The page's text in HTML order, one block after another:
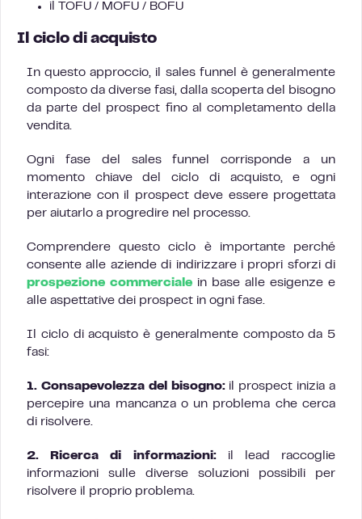
il TOFU / MOFU / BOFU
Il ciclo di acquisto
In questo approccio, il sales funnel è generalmente
composto da diverse fasi, dalla scoperta del bisogno
da parte del prospect fino al completamento della
vendita.
Ogni fase del sales funnel corrisponde a un
momento chiave del ciclo di acquisto, e ogni
interazione con il prospect deve essere progettata
per aiutarlo a progredire nel processo.
Comprendere questo ciclo è importante perché
consente alle aziende di indirizzare i propri sforzi di
prospezione commerciale in base alle esigenze e
alle aspettative dei prospect in ogni fase.
Il ciclo di acquisto è generalmente composto da 5
fasi:
1. Consapevolezza del bisogno: il prospect inizia a
percepire una mancanza o un problema che cerca
di risolvere.
2. Ricerca di informazioni: il lead raccoglie
informazioni sulle diverse soluzioni possibili per
risolvere il proprio problema.